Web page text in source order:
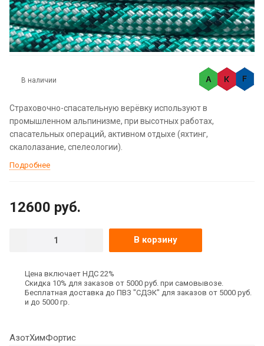
В наличии
Страховочно-спасательную верёвку используют в
промышленном альпинизме, при высотных работах,
спасательных операций, активном отдыхе (яхтинг,
скалолазание, спелеологии).
Подробнее
12600 руб.
В корзину
Цена включает НДС 22%
Скидка 10% для заказов от 5000 руб. при самовывозе.
Бесплатная доставка до ПВЗ "СДЭК" для заказов от 5000 руб.
и до 5000 гр.
АзотХимФортис